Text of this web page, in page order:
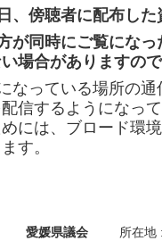
、傍聴者に配布した
が同時にご覧にな
場合がありますの
なっている場所の
信するようになっ
には、ブロード環
す。
愛媛県議会
所在地